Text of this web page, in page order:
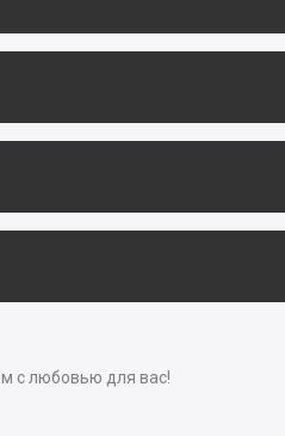
с любовью для вас!